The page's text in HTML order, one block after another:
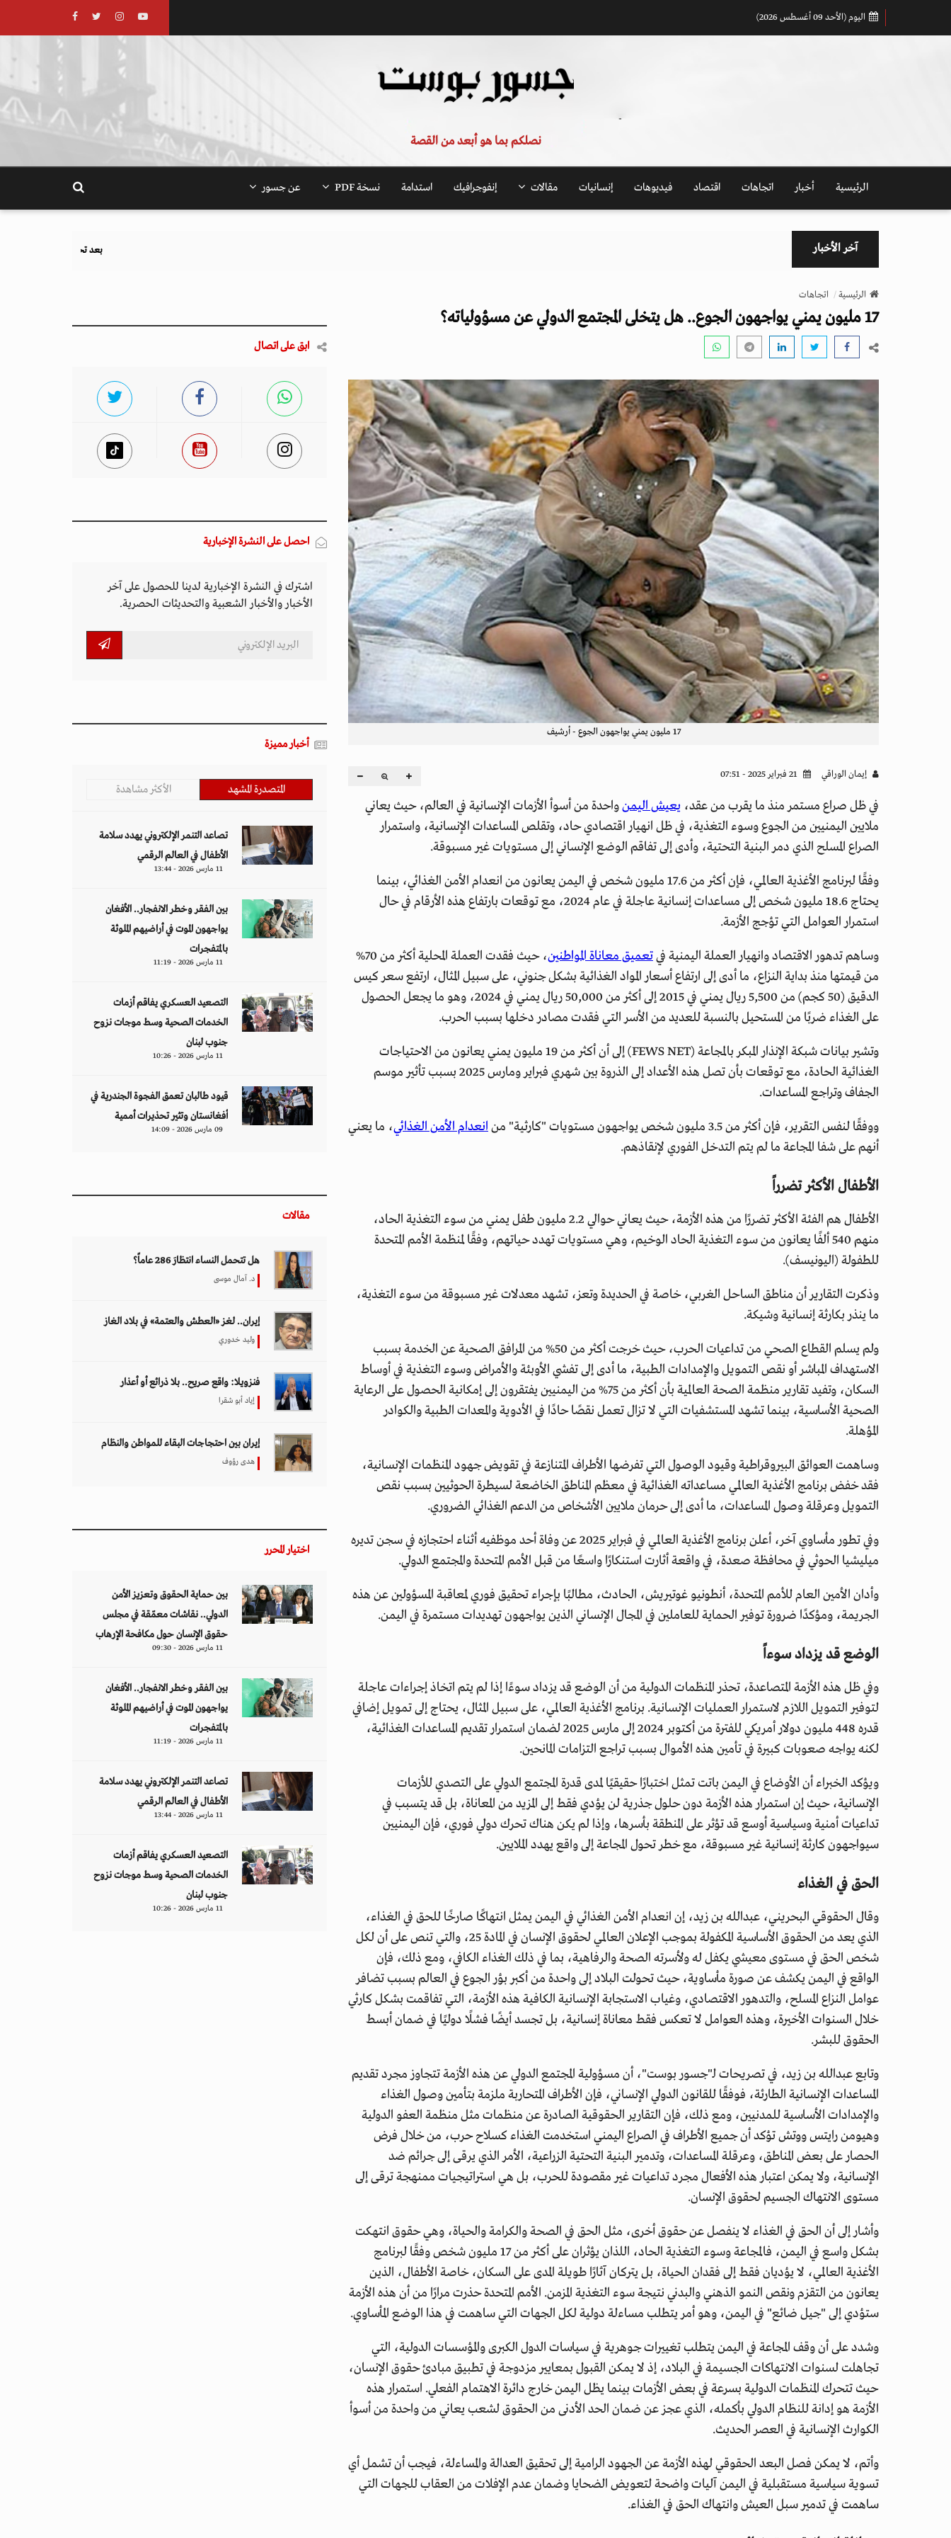
اليوم (الأحد 09 أغسطس 2026)
نصلكم بما هو أبعد من القصة
الرئيسية أخبار اتجاهات اقتصاد فيديوهات إنسانيات مقالات إنفوجرافيك استدامة نسخة PDF عن جسور
آخر الأخبار بعد تحذيرات أوروبية.. كيف يهدد نظام الغذاء والزراعة
الرئيسية اتجاهات
17 مليون يمني يواجهون الجوع.. هل يتخلى المجتمع الدولي عن مسؤولياته؟
17 مليون يمني يواجهون الجوع - أرشيف
إيمان الوراقي
في ظل صراع مستمر منذ ما يقرب من عقد، يعيش اليمنواحدة من أسوأ الأزمات الإنسانية في العالم، حيث يعاني
ملايين اليمنيين من الجوع وسوء التغذية، في ظل انهيار اقتصادي حاد، وتقلص المساعدات الإنسانية، واستمرار
الصراع المسلح الذي دمر البنية التحتية، وأدى إلى تفاقم الوضع الإنساني إلى مستويات غير مسبوقة.
وفقًا لبرنامج الأغذية العالمي، فإن أكثر من 17.6 مليون شخص في اليمن يعانون من انعدام الأمن الغذائي، بينما
يحتاج 18.6 مليون شخص إلى مساعدات إنسانية عاجلة في عام 2024، مع توقعات بارتفاع هذه الأرقام في حال
استمرار العوامل التي تؤجج الأزمة.
وساهم تدهور الاقتصاد وانهيار العملة اليمنية فيتعميق معاناة المواطنين
، حيث فقدت العملة المحلية أكثر من 70%
من قيمتها منذ بداية النزاع، ما أدى إلى ارتفاع أسعار المواد الغذائية بشكل جنوني، على سبيل المثال، ارتفع سعر كيس
الدقيق (50 كجم) من 5,500 ريال يمني في 2015 إلى أكثر من 50,000 ريال يمني في 2024، وهو ما يجعل الحصول
على الغذاء ضربًا من المستحيل بالنسبة للعديد من الأسر التي فقدت مصادر دخلها بسبب الحرب.
وتشير بيانات شبكة الإنذار المبكر بالمجاعة (FEWS NET) إلى أن أكثر من 19 مليون يمني يعانون من الاحتياجات
الغذائية الحادة، مع توقعات بأن تصل هذه الأعداد إلى الذروة بين شهري فبراير ومارس 2025 بسبب تأثير موسم
الجفاف وتراجع المساعدات.
ووفقًا لنفس التقرير، فإن أكثر من 3.5 مليون شخص يواجهون مستويات "كارثية" من انعدام الأمن الغذائي، ما يعني
أنهم على شفا المجاعة ما لم يتم التدخل الفوري لإنقاذهم.
الأطفال الأكثر تضرراً
الأطفال هم الفئة الأكثر تضررًا من هذه الأزمة، حيث يعاني حوالي 2.2 مليون طفل يمني من سوء التغذية الحاد،
منهم 540 ألفًا يعانون من سوء التغذية الحاد الوخيم، وهي مستويات تهدد حياتهم، وفقًا لمنظمة الأمم المتحدة
للطفولة (اليونيسف).
وذكرت التقارير أن مناطق الساحل الغربي، خاصة في الحديدة وتعز، تشهد معدلات غير مسبوقة من سوء التغذية،
ما ينذر بكارثة إنسانية وشيكة.
ولم يسلم القطاع الصحي من تداعيات الحرب، حيث خرجت أكثر من 50% من المرافق الصحية عن الخدمة بسبب
الاستهداف المباشر أو نقص التمويل والإمدادات الطبية، ما أدى إلى تفشي الأوبئة والأمراض وسوء التغذية في أوساط
السكان، وتفيد تقارير منظمة الصحة العالمية بأن أكثر من 75% من اليمنيين يفتقرون إلى إمكانية الحصول على الرعاية
الصحية الأساسية، بينما تشهد المستشفيات التي لا تزال تعمل نقصًا حادًا في الأدوية والمعدات الطبية والكوادر
المؤهلة.
وساهمت العوائق البيروقراطية وقيود الوصول التي تفرضها الأطراف المتنازعة في تقويض جهود المنظمات الإنسانية،
فقد خفض برنامج الأغذية العالمي مساعداته الغذائية في معظم المناطق الخاضعة لسيطرة الحوثيين بسبب نقص
التمويل وعرقلة وصول المساعدات، ما أدى إلى حرمان ملايين الأشخاص من الدعم الغذائي الضروري.
وفي تطور مأساوي آخر، أعلن برنامج الأغذية العالمي في فبراير 2025 عن وفاة أحد موظفيه أثناء احتجازه في سجن تديره
ميليشيا الحوثي في محافظة صعدة، في واقعة أثارت استنكارًا واسعًا من قبل الأمم المتحدة والمجتمع الدولي.
وأدان الأمين العام للأمم المتحدة، أنطونيو غوتيريش، الحادث، مطالبًا بإجراء تحقيق فوري لمعاقبة المسؤولين عن هذه
الجريمة، ومؤكدًا ضرورة توفير الحماية للعاملين في المجال الإنساني الذين يواجهون تهديدات مستمرة في اليمن.
الوضع قد يزداد سوءاً
وفي ظل هذه الأزمة المتصاعدة، تحذر المنظمات الدولية من أن الوضع قد يزداد سوءًا إذا لم يتم اتخاذ إجراءات عاجلة
لتوفير التمويل اللازم لاستمرار العمليات الإنسانية. برنامج الأغذية العالمي، على سبيل المثال، يحتاج إلى تمويل إضافي
قدره 448 مليون دولار أمريكي للفترة من أكتوبر 2024 إلى مارس 2025 لضمان استمرار تقديم المساعدات الغذائية،
لكنه يواجه صعوبات كبيرة في تأمين هذه الأموال بسبب تراجع التزامات المانحين.
ويؤكد الخبراء أن الأوضاع في اليمن باتت تمثل اختبارًا حقيقيًا لمدى قدرة المجتمع الدولي على التصدي للأزمات
الإنسانية، حيث إن استمرار هذه الأزمة دون حلول جذرية لن يؤدي فقط إلى المزيد من المعاناة، بل قد يتسبب في
تداعيات أمنية وسياسية أوسع قد تؤثر على المنطقة بأسرها، وإذا لم يكن هناك تحرك دولي فوري، فإن اليمنيين
سيواجهون كارثة إنسانية غير مسبوقة، مع خطر تحول المجاعة إلى واقع يهدد الملايين.
الحق في الغذاء
وقال الحقوقي البحريني، عبدالله بن زيد، إن انعدام الأمن الغذائي في اليمن يمثل انتهاكًا صارخًا للحق في الغذاء،
الذي يعد من الحقوق الأساسية المكفولة بموجب الإعلان العالمي لحقوق الإنسان في المادة 25، والتي تنص على أن لكل
شخص الحق في مستوى معيشي يكفل له ولأسرته الصحة والرفاهية، بما في ذلك الغذاء الكافي، ومع ذلك، فإن
الواقع في اليمن يكشف عن صورة مأساوية، حيث تحولت البلاد إلى واحدة من أكبر بؤر الجوع في العالم بسبب تضافر
عوامل النزاع المسلح، والتدهور الاقتصادي، وغياب الاستجابة الإنسانية الكافية هذه الأزمة، التي تفاقمت بشكل كارثي
خلال السنوات الأخيرة، وهذه العوامل لا تعكس فقط معاناة إنسانية، بل تجسد أيضًا فشلًا دوليًا في ضمان أبسط
الحقوق للبشر.
وتابع عبدالله بن زيد، في تصريحات لـ"جسور بوست"، أن مسؤولية المجتمع الدولي عن هذه الأزمة تتجاوز مجرد تقديم
المساعدات الإنسانية الطارئة، فوفقًا للقانون الدولي الإنساني، فإن الأطراف المتحاربة ملزمة بتأمين وصول الغذاء
والإمدادات الأساسية للمدنيين، ومع ذلك، فإن التقارير الحقوقية الصادرة عن منظمات مثل منظمة العفو الدولية
وهيومن رايتس ووتش تؤكد أن جميع الأطراف في الصراع اليمني استخدمت الغذاء كسلاح حرب، من خلال فرض
الحصار على بعض المناطق، وعرقلة المساعدات، وتدمير البنية التحتية الزراعية، الأمر الذي يرقى إلى جرائم ضد
الإنسانية، ولا يمكن اعتبار هذه الأفعال مجرد تداعيات غير مقصودة للحرب، بل هي استراتيجيات ممنهجة ترقى إلى
مستوى الانتهاك الجسيم لحقوق الإنسان.
وأشار إلى أن الحق في الغذاء لا ينفصل عن حقوق أخرى، مثل الحق في الصحة والكرامة والحياة، وهي حقوق انتهكت
بشكل واسع في اليمن، فالمجاعة وسوء التغذية الحاد، اللذان يؤثران على أكثر من 17 مليون شخص وفقًا لبرنامج
الأغذية العالمي، لا يؤديان فقط إلى فقدان الحياة، بل يتركان آثارًا طويلة المدى على السكان، خاصة الأطفال، الذين
يعانون من التقزم ونقص النمو الذهني والبدني نتيجة سوء التغذية المزمن. الأمم المتحدة حذرت مرارًا من أن هذه الأزمة
ستؤدي إلى "جيل ضائع" في اليمن، وهو أمر يتطلب مساءلة دولية لكل الجهات التي ساهمت في هذا الوضع المأساوي.
وشدد على أن وقف المجاعة في اليمن يتطلب تغييرات جوهرية في سياسات الدول الكبرى والمؤسسات الدولية، التي
تجاهلت لسنوات الانتهاكات الجسيمة في البلاد، إذ لا يمكن القبول بمعايير مزدوجة في تطبيق مبادئ حقوق الإنسان،
حيث تتحرك المنظمات الدولية بسرعة في بعض الأزمات بينما يظل اليمن خارج دائرة الاهتمام الفعلي. استمرار هذه
الأزمة هو إدانة للنظام الدولي بأكمله، الذي عجز عن ضمان الحد الأدنى من الحقوق لشعب يعاني من واحدة من أسوأ
الكوارث الإنسانية في العصر الحديث.
وأتم، لا يمكن فصل البعد الحقوقي لهذه الأزمة عن الجهود الرامية إلى تحقيق العدالة والمساءلة، فيجب أن تشمل أي
تسوية سياسية مستقبلية في اليمن آليات واضحة لتعويض الضحايا وضمان عدم الإفلات من العقاب للجهات التي
ساهمت في تدمير سبل العيش وانتهاك الحق في الغذاء.
ابق على اتصال
احصل على النشرة الإخبارية
اشترك في النشرة الإخبارية لدينا للحصول على آخر
الأخبار والأخبار الشعبية والتحديثات الحصرية.
أخبار مميزة
المتصدرة المشهد الأكثر مشاهدة
تصاعد التنمر الإلكتروني يهدد سلامة
الأطفال في العالم الرقمي
11 مارس 2026 - 13:44
بين الفقر وخطر الانفجار.. الأفغان
يواجهون الموت في أراضيهم الملوثة
بالمتفجرات
11 مارس 2026 - 11:19
التصعيد العسكري يفاقم أزمات
الخدمات الصحية وسط موجات نزوح
جنوب لبنان
11 مارس 2026 - 10:26
قيود طالبان تعمق الفجوة الجندرية في
أفغانستان وتثير تحذيرات أممية
09 مارس 2026 - 14:09
مقالات
هل تتحمل النساء انتظارَ 286 عاماً؟
د. آمال موسى
إيران.. لغز «العطش والعتمة» في بلاد الغاز
وليد خدوري
فنزويلا: واقع صريح.. بلا ذرائع أو أعذار
إياد أبو شقرا
إيران بين احتجاجات البقاء للمواطن والنظام
هدى رؤوف
اختيار المحرر
بين حماية الحقوق وتعزيز الأمن
الدولي.. نقاشات معمّقة في مجلس
حقوق الإنسان حول مكافحة الإرهاب
11 مارس 2026 - 09:30
بين الفقر وخطر الانفجار.. الأفغان
يواجهون الموت في أراضيهم الملوثة
بالمتفجرات
11 مارس 2026 - 11:19
تصاعد التنمر الإلكتروني يهدد سلامة
الأطفال في العالم الرقمي
11 مارس 2026 - 13:44
التصعيد العسكري يفاقم أزمات
الخدمات الصحية وسط موجات نزوح
جنوب لبنان
11 مارس 2026 - 10:26